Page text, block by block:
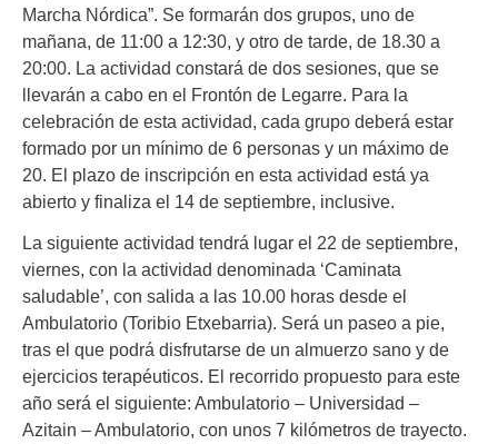
Marcha Nórdica”. Se formarán dos grupos, uno de
mañana, de 11:00 a 12:30, y otro de tarde, de 18.30 a
20:00. La actividad constará de dos sesiones, que se
llevarán a cabo en el Frontón de Legarre. Para la
celebración de esta actividad, cada grupo deberá estar
formado por un mínimo de 6 personas y un máximo de
20. El plazo de inscripción en esta actividad está ya
abierto y finaliza el 14 de septiembre, inclusive.
La siguiente actividad tendrá lugar el 22 de septiembre,
viernes, con la actividad denominada ‘Caminata
saludable’, con salida a las 10.00 horas desde el
Ambulatorio (Toribio Etxebarria). Será un paseo a pie,
tras el que podrá disfrutarse de un almuerzo sano y de
ejercicios terapéuticos. El recorrido propuesto para este
año será el siguiente: Ambulatorio – Universidad –
Azitain – Ambulatorio, con unos 7 kilómetros de trayecto.